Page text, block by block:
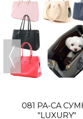
081 PA-CA
"LUXURY"